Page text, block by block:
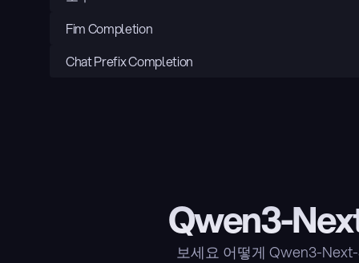
Fim Completion
Chat Prefix Completion
Qwen3-
보세요 어떻게 Qwen3-